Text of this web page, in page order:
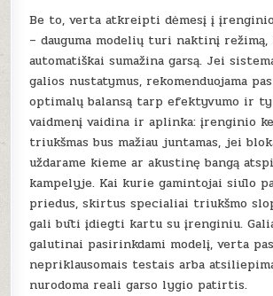
Be to, verta atkreipti dėmesį į
– dauguma modelių turi naktinį režimą,
automatiškai sumažina garsą. Jei
galios nustatymus, rekomenduojama
optimalų balansą tarp efektyvumo ir
vaidmenį vaidina ir aplinka: įrenginio
triukšmas bus mažiau juntamas, jei
uždarame kieme ar akustinę bangą
kampelyje. Kai kurie gamintojai siūlo
priedus, skirtus specialiai triukšmo
gali būti įdiegti kartu su įrenginiu.
galutinai pasirinkdami modelį, verta
nepriklausomais testais arba
nurodoma reali garso lygio patirtis.